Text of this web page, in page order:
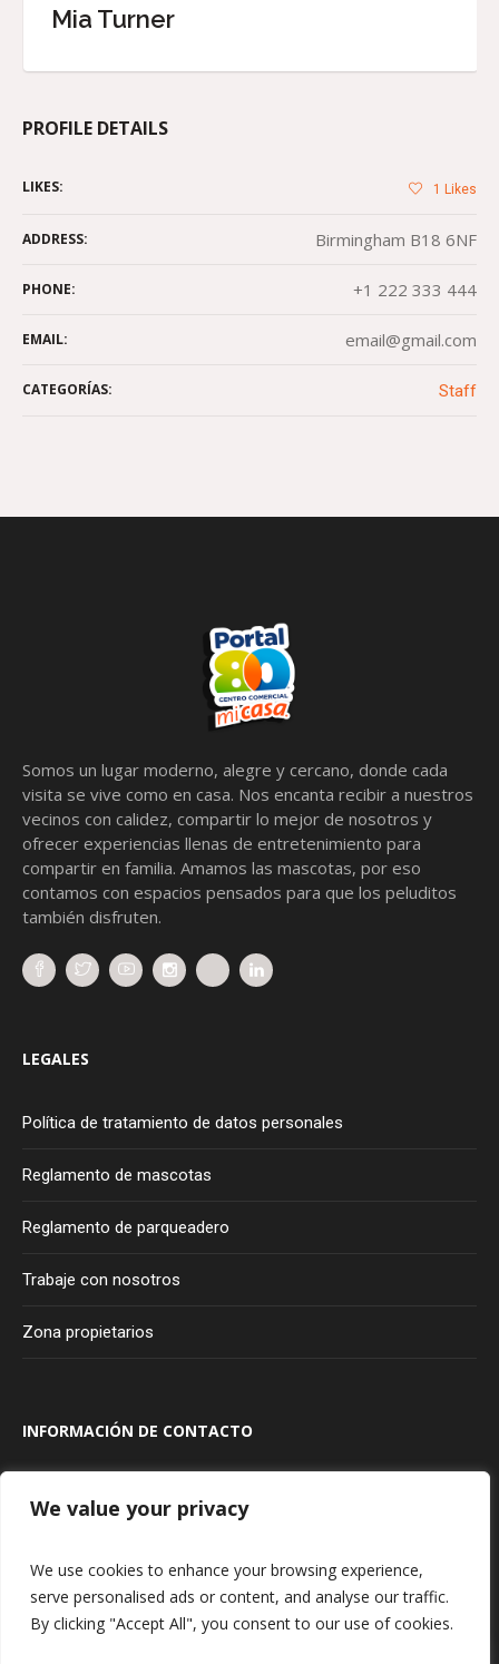
We value your privacy
We use cookies to enhance your browsing experience,
serve personalised ads or content, and analyse our traffic.
By clicking "Accept All", you consent to our use of cookies.
Mia Turner
PROFILE DETAILS
LIKES: 1 Likes
ADDRESS: Birmingham B18 6NF
PHONE: +1 222 333 444
EMAIL: email@gmail.com
CATEGORÍAS: Staff
Somos un lugar moderno, alegre y cercano, donde cada
visita se vive como en casa. Nos encanta recibir a nuestros
vecinos con calidez, compartir lo mejor de nosotros y
ofrecer experiencias llenas de entretenimiento para
compartir en familia. Amamos las mascotas, por eso
contamos con espacios pensados para que los peluditos
también disfruten.
LEGALES
Política de tratamiento de datos personales
Reglamento de mascotas
Reglamento de parqueadero
Trabaje con nosotros
Zona propietarios
INFORMACIÓN DE CONTACTO